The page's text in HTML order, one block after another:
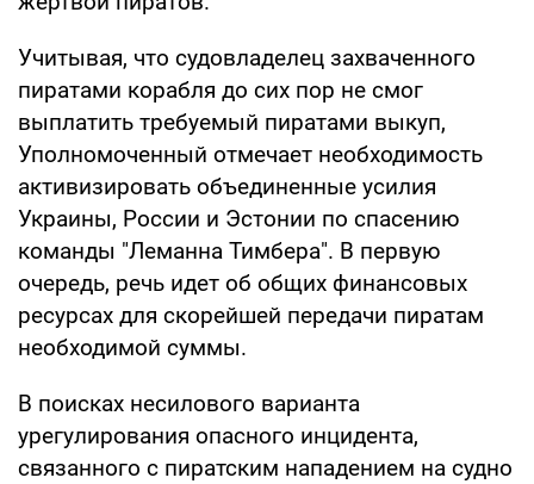
Учитывая, что судовладелец захваченного
пиратами корабля до сих пор не смог
выплатить требуемый пиратами выкуп,
Уполномоченный отмечает необходимость
активизировать объединенные усилия
Украины, России и Эстонии по спасению
команды "Леманна Тимбера". В первую
очередь, речь идет об общих финансовых
ресурсах для скорейшей передачи пиратам
необходимой суммы.
В поисках несилового варианта
урегулирования опасного инцидента,
связанного с пиратским нападением на судно